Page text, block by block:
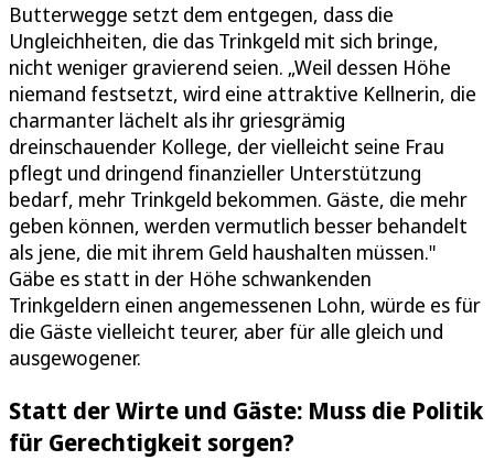
Butterwegge setzt dem entgegen, dass die
Ungleichheiten, die das Trinkgeld mit sich bringe,
nicht weniger gravierend seien. „Weil dessen Höhe
niemand festsetzt, wird eine attraktive Kellnerin, die
charmanter lächelt als ihr griesgrämig
dreinschauender Kollege, der vielleicht seine Frau
pflegt und dringend finanzieller Unterstützung
bedarf, mehr Trinkgeld bekommen. Gäste, die mehr
geben können, werden vermutlich besser behandelt
als jene, die mit ihrem Geld haushalten müssen."
Gäbe es statt in der Höhe schwankenden
Trinkgeldern einen angemessenen Lohn, würde es für
die Gäste vielleicht teurer, aber für alle gleich und
ausgewogener.
Statt der Wirte und Gäste: Muss die Politik
für Gerechtigkeit sorgen?